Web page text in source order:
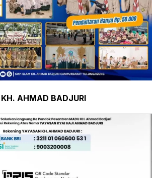
AHMAD BADJURI